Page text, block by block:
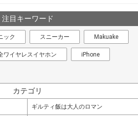
注目キーワード
ック スニーカー Makuake
ワイヤレスイヤホン iPhone
カテゴリ
ギルティ飯は大人のロマン